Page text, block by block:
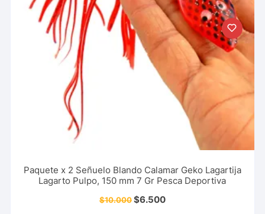
Paquete x 2 Señuelo Blando Calamar Geko Lagartija
Lagarto Pulpo, 150 mm 7 Gr Pesca Deportiva
$10.000$6.500